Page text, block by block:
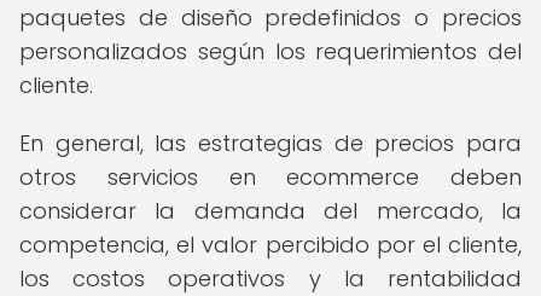
paquetes de diseño predefinidos o precios
personalizados según los requerimientos del
cliente.
En general, las estrategias de precios para
otros servicios en ecommerce deben
considerar la demanda del mercado, la
competencia, el valor percibido por el cliente,
los costos operativos y la rentabilidad